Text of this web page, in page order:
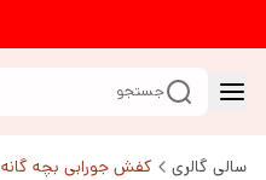
جستجو
سالی گالری کفش جورابی بچه گانه